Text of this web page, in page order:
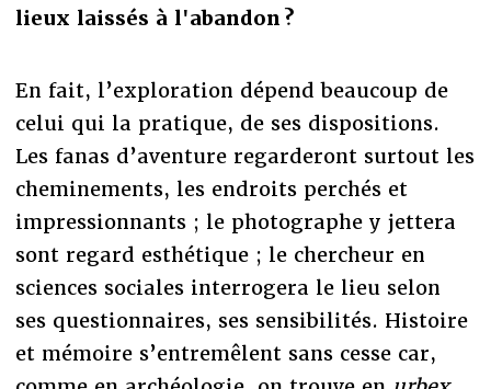
lieux laissés à l'abandon ?
En fait, l’exploration dépend beaucoup de
celui qui la pratique, de ses dispositions.
Les fanas d’aventure regarderont surtout les
cheminements, les endroits perchés et
impressionnants ; le photographe y jettera
sont regard esthétique ; le chercheur en
sciences sociales interrogera le lieu selon
ses questionnaires, ses sensibilités. Histoire
et mémoire s’entremêlent sans cesse car,